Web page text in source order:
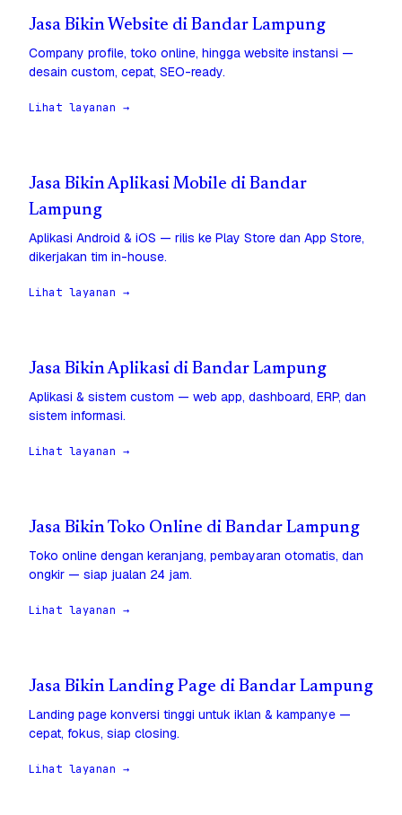
Jasa Bikin Website di Bandar Lampung
Company profile, toko online, hingga website instansi —
desain custom, cepat, SEO-ready.
Lihat layanan →
Jasa Bikin Aplikasi Mobile di Bandar
Lampung
Aplikasi Android & iOS — rilis ke Play Store dan App Store,
dikerjakan tim in-house.
Lihat layanan →
Jasa Bikin Aplikasi di Bandar Lampung
Aplikasi & sistem custom — web app, dashboard, ERP, dan
sistem informasi.
Lihat layanan →
Jasa Bikin Toko Online di Bandar Lampung
Toko online dengan keranjang, pembayaran otomatis, dan
ongkir — siap jualan 24 jam.
Lihat layanan →
Jasa Bikin Landing Page di Bandar Lampung
Landing page konversi tinggi untuk iklan & kampanye —
cepat, fokus, siap closing.
Lihat layanan →